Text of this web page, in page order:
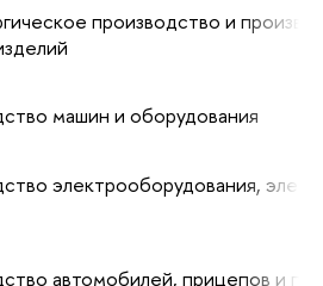
производство и
машин и оборудования
электрооборудования,
автомобилей, прицепов и